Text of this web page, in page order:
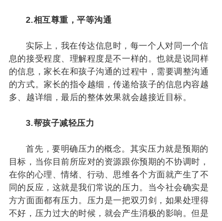
2.相互尊重，平等沟通
实际上，我在传达信息时，每一个人对同一个信
息的接受程度、理解程度是不一样的。也就是说同样
的信息，家长在和孩子沟通的过程中，需要调整沟通
的方式。家长的指令越细，传递给孩子的信息内容越
多、越详细，最后的整体效果就会越接近目标。
3.帮孩子减轻压力
首先，要明确压力的概念。其实压力就是预期的
目标，当你目前所应对的资源跟你预期的不协调时，
在你的心理、情绪、行动、思维各个方面就产生了不
同的反应，这就是我们常说的压力。当今社会确实是
方方面面都有压力。压力是一把双刃剑，如果处理得
不好，压力过大的时候，就会产生消极的影响。但是